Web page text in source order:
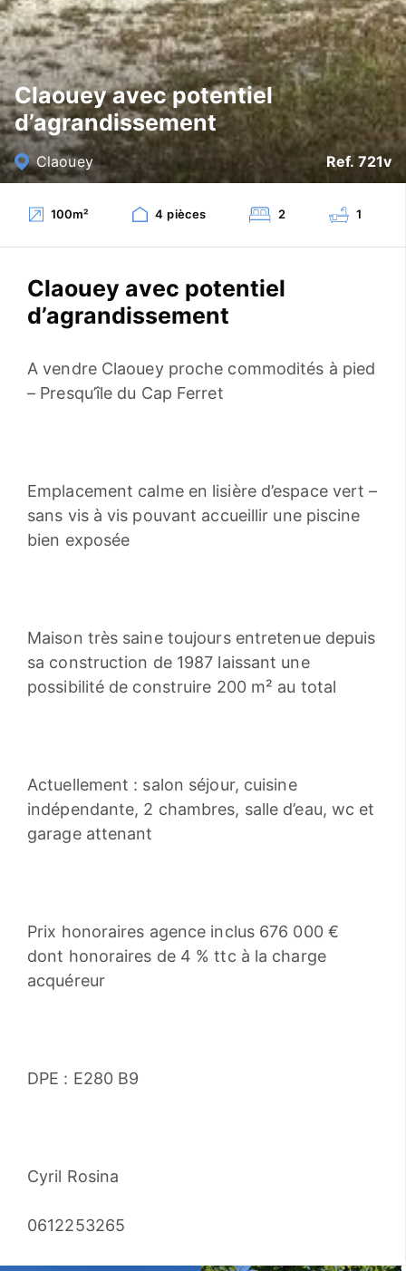
Claouey avec potentiel
d’agrandissement
Claouey Ref. 721v
100m² 4 pièces 2 1
Claouey avec potentiel
d’agrandissement
A vendre Claouey proche commodités à pied
– Presqu’île du Cap Ferret
Emplacement calme en lisière d’espace vert –
sans vis à vis pouvant accueillir une piscine
bien exposée
Maison très saine toujours entretenue depuis
sa construction de 1987 laissant une
possibilité de construire 200 m² au total
Actuellement : salon séjour, cuisine
indépendante, 2 chambres, salle d’eau, wc et
garage attenant
Prix honoraires agence inclus 676 000 €
dont honoraires de 4 % ttc à la charge
acquéreur
DPE : E280 B9
Cyril Rosina
0612253265